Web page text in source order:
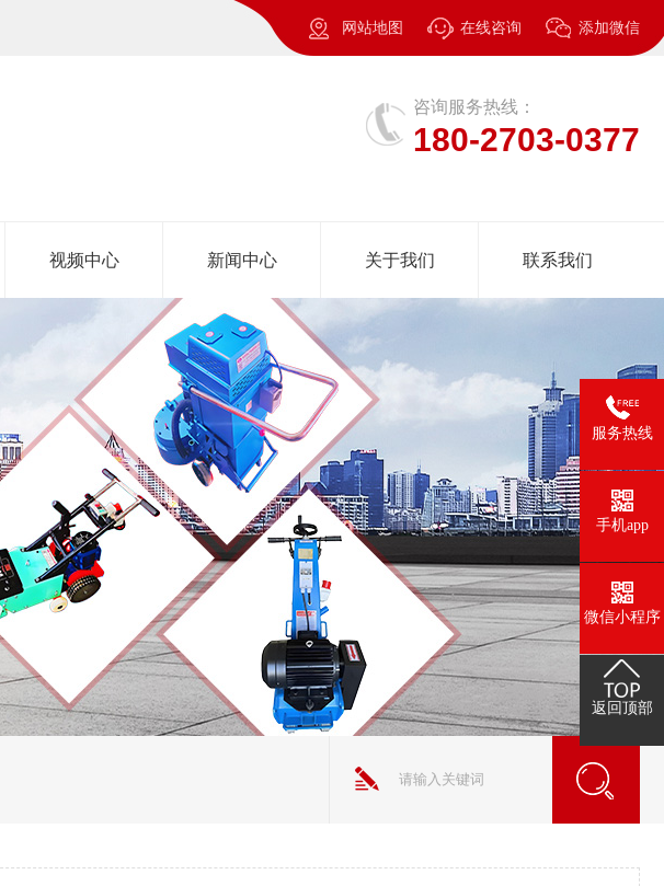
网站地图 在线咨询 添加微信
咨询服务热线：
180-2703-0377
视频中心 新闻中心 关于我们 联系我们
服务热线
手机app
微信小程序
返回顶部